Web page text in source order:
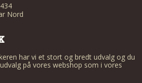
Nord
har vi et stort og bredt udvalg og du
på vores webshop som i vores